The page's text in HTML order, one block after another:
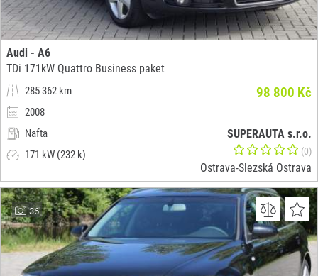
Audi - A6
TDi 171kW Quattro Business paket
285 362 km
2008
Nafta
171 kW (232 k)
98 800 Kč
SUPERAUTA s.r.o.
(0)
Ostrava-Slezská Ostrava
36